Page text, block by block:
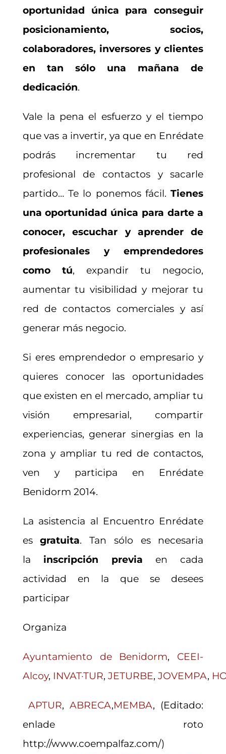
oportunidad única para conseguir
posicionamiento, socios,
colaboradores, inversores y clientes
en tan sólo una mañana de
dedicación.
Vale la pena el esfuerzo y el tiempo
que vas a invertir, ya que en Enrédate
podrás incrementar tu red
profesional de contactos y sacarle
partido… Te lo ponemos fácil.Tienes
una oportunidad única para darte a
conocer, escuchar y aprender de
profesionales y emprendedores
como tú, expandir tu negocio,
aumentar tu visibilidad y mejorar tu
red de contactos comerciales y así
generar más negocio.
Si eres emprendedor o empresario y
quieres conocer las oportunidades
que existen en el mercado, ampliar tu
visión empresarial, compartir
experiencias, generar sinergias en la
zona y ampliar tu red de contactos,
ven y participa en Enrédate
Benidorm 2014.
La asistencia al Encuentro Enrédate
esgratuita. Tan sólo es necesaria
la inscripción previa en cada
actividad en la que se desees
participar
Organiza
Ayuntamiento de Benidorm, CEEI-
Alcoy, INVAT·TUR, JETURBE, JOVEMPA,
APTUR,ABRECA,MEMBA, (Editado:
enlade roto
http://www.coempalfaz.com/)